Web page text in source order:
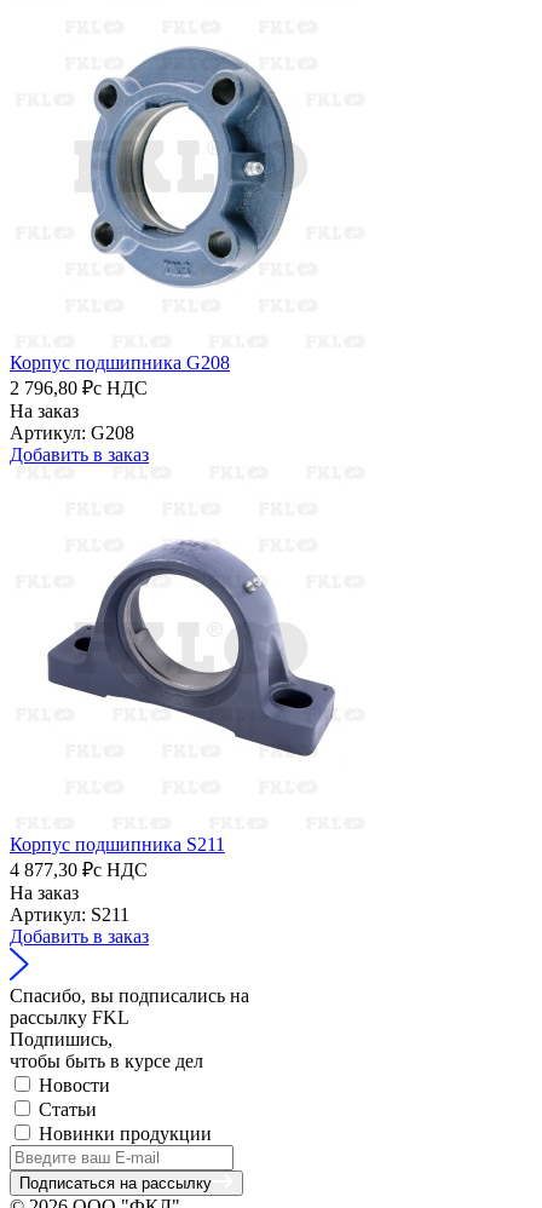
Корпус подшипника G208
2 796,80 ₽с НДС
На заказ
Артикул: G208
Добавить в заказ
Корпус подшипника S211
4 877,30 ₽с НДС
На заказ
Артикул: S211
Добавить в заказ
Спасибо, вы подписались на
рассылку FKL
Подпишись,
чтобы быть в курсе дел
Новости
Статьи
Новинки продукции
Подписаться на рассылку